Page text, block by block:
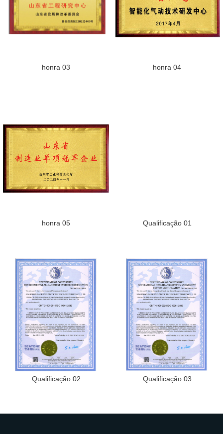
honra 03 honra 04
honra 05 Qualificação 01
Qualificação 02 Qualificação 03